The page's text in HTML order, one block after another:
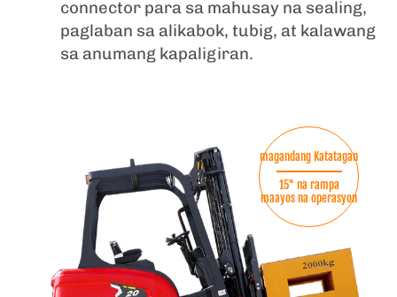
connector para sa mahusay na sealing,
paglaban sa alikabok, tubig, at kalawang
sa anumang kapaligiran.
magandang Katatagan
15° na rampa
maayos na operasyon